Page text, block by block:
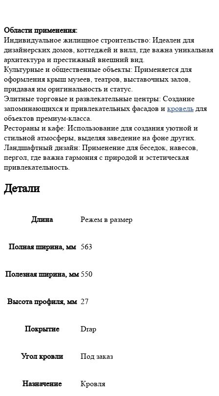
Области применения:
Индивидуальное жилищное строительство: Идеален для
дизайнерских домов, коттеджей и вилл, где важна уникальная
архитектура и престижный внешний вид.
Культурные и общественные объекты: Применяется для
оформления крыш музеев, театров, выставочных залов,
придавая им оригинальность и статус.
Элитные торговые и развлекательные центры: Создание
запоминающихся и привлекательных фасадов и кровель для
объектов премиум-класса.
Рестораны и кафе: Использование для создания уютной и
стильной атмосферы, выделяя заведение на фоне других.
Ландшафтный дизайн: Применение для беседок, навесов,
пергол, где важна гармония с природой и эстетическая
привлекательность.
Детали
Длина Режем в размер
Полная ширина, мм 563
Полезная ширина, мм 550
Высота профиля, мм 27
Покрытие Drap
Угол кровли Под заказ
Назначение Кровля